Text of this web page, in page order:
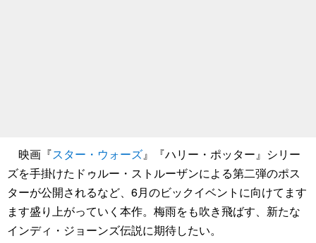
映画『スター・ウォーズ』『ハリー・ポッター』シリー
ズを手掛けたドゥルー・ストルーザンによる第二弾のポス
ターが公開されるなど、6月のビックイベントに向けてます
ます盛り上がっていく本作。梅雨をも吹き飛ばす、新たな
インディ・ジョーンズ伝説に期待したい。